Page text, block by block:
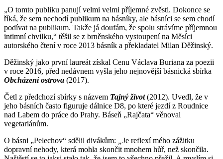
„O tomto publiku panují velmi velmi příjemné zvěsti. Dokonce se
říká, že sem nechodí publikum na básníky, ale básníci se sem chodí
podívat na publikum. Takže já doufám, že spolu strávíme příjemnou
intimní chvilku,“ těšil se z brněnského vystoupení na Měsíci
autorského čtení v roce 2013 básník a překladatel Milan Děžinský.
Děžinský jako první laureát získal Cenu Václava Buriana za poezii
v roce 2016, před nedávnem vyšla jeho nejnovější básnická sbírka
Obcházení ostrova (2017).
Četl z předchozí sbírky s názvem Tajný život(2012). Uvedl, že v
jeho básních často figuruje dálnice D8, po které jezdí z Roudnice
nad Labem do práce do Prahy. Báseň „Rajčata“ věnoval
vegetariánům.
O básni „Pelechov“ sdělil divákům:
Je reflexí mého zážitku
dopravní nehody, která mohla skončit mnohem hůř, než skončila.